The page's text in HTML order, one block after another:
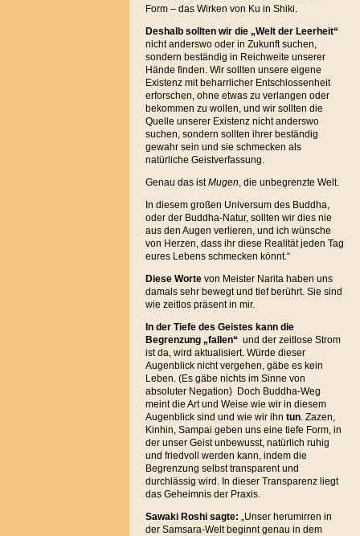
Form – das Wirken von Ku in Shiki.
Deshalb sollten wir die „Welt der Leerheit“
nicht anderswo oder in Zukunft suchen,
sondern beständig in Reichweite unserer
Hände finden. Wir sollten unsere eigene
Existenz mit beharrlicher Entschlossenheit
erforschen, ohne etwas zu verlangen oder
bekommen zu wollen, und wir sollten die
Quelle unserer Existenz nicht anderswo
suchen, sondern sollten ihrer beständig
gewahr sein und sie schmecken als
natürliche Geistverfassung.
Genau das istMugen, die unbegrenzte Welt.
In diesem großen Universum des Buddha,
oder der Buddha-Natur, sollten wir dies nie
aus den Augen verlieren, und ich wünsche
von Herzen, dass ihr diese Realität jeden Tag
eures Lebens schmecken könnt.“
Diese Wortevon Meister Narita haben uns
damals sehr bewegt und tief berührt. Sie sind
wie zeitlos präsent in mir.
In der Tiefe des Geistes kann die
Begrenzung „fallen“ und der zeitlose Strom
ist da, wird aktualisiert. Würde dieser
Augenblick nicht vergehen, gäbe es kein
Leben. (Es gäbe nichts im Sinne von
absoluter Negation) Doch Buddha-Weg
meint die Art und Weise wie wir in diesem
Augenblick sind und wie wir ihn tun. Zazen,
Kinhin, Sampai geben uns eine tiefe Form, in
der unser Geist unbewusst, natürlich ruhig
und friedvoll werden kann, indem die
Begrenzung selbst transparent und
durchlässig wird. In dieser Transparenz liegt
das Geheimnis der Praxis.
Sawaki Roshi sagte: „Unser herumirren in
der Samsara-Welt beginnt genau in dem